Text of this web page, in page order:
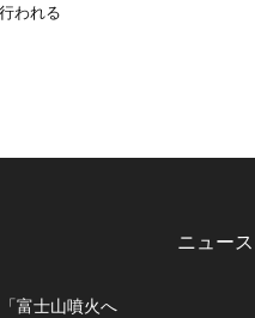
われる
富士山噴火へ
ニュー